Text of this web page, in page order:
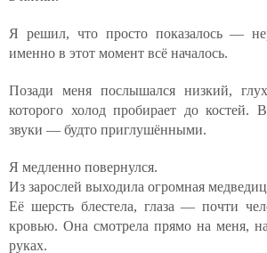
Я решил, что просто показалось —
именно в этот момент всё началось.
Позади меня послышался низкий,
которого холод пробирает до костей.
звуки — будто приглушёнными.
Я медленно повернулся.
Из зарослей выходила огромная
Её шерсть блестела, глаза — почти
кровью. Она смотрела прямо на меня,
руках.